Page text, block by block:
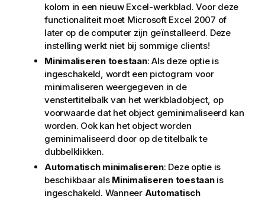
kolom in een nieuw Excel-werkblad. Voor deze
functionaliteit moet Microsoft Excel 2007 of
later op de computer zijn geïnstalleerd. Deze
instelling werkt niet bij sommige clients!
Minimaliseren toestaan: Als deze optie is
ingeschakeld, wordt een pictogram voor
minimaliseren weergegeven in de
venstertitelbalk van het werkbladobject, op
voorwaarde dat het object geminimaliseerd kan
worden. Ook kan het object worden
geminimaliseerd door op de titelbalk te
dubbelklikken.
Automatisch minimaliseren: Deze optie is
beschikbaar als Minimaliseren toestaanis
ingeschakeld. Wanneer Automatisch